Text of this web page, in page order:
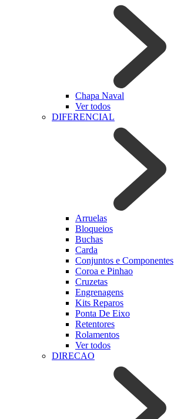
Chapa Naval
Ver todos
DIFERENCIAL
Arruelas
Bloqueios
Buchas
Carda
Conjuntos e Componentes
Coroa e Pinhao
Cruzetas
Engrenagens
Kits Reparos
Ponta De Eixo
Retentores
Rolamentos
Ver todos
DIRECAO